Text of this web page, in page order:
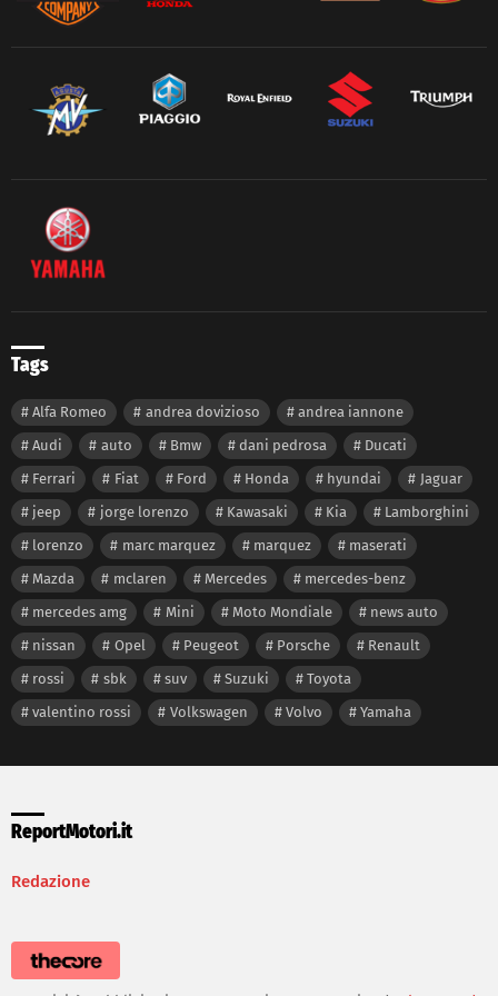
Tags
Alfa Romeo andrea dovizioso
andrea iannone
Audi
auto Bmw dani pedrosa
Ducati
Ferrari
Fiat Ford Honda hyundai
Jaguar
jeep
jorge lorenzo Kawasaki Kia
Lamborghini
lorenzo
marc marquez marquez
maserati
Mazda
mclaren Mercedes
mercedes-benz
mercedes amg
Mini Moto Mondiale
news auto
nissan
Opel Peugeot Porsche
Renault
rossi
sbk suv Suzuki
Toyota
valentino rossi
Volkswagen Volvo Yamaha
ReportMotori.it
Redazione